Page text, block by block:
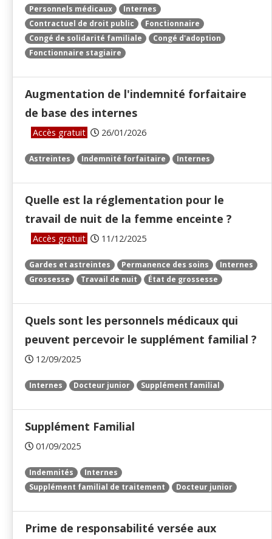
Personnels médicaux
Internes
Contractuel de droit public
Fonctionnaire
Congé de solidarité familiale
Congé d'adoption
Fonctionnaire stagiaire
Augmentation de l'indemnité forfaitaire
de base des internes
Accès gratuit 26/01/2026
Astreintes Indemnité forfaitaire Internes
Quelle est la réglementation pour le
travail de nuit de la femme enceinte ?
Accès gratuit 11/12/2025
Gardes et astreintes Permanence des soins
Internes
Grossesse
Travail de nuit État de grossesse
Quels sont les personnels médicaux qui
peuvent percevoir le supplément familial ?
12/09/2025
Internes Docteur junior Supplément familial
Supplément Familial
01/09/2025
Indemnités
Internes
Supplément familial de traitement
Docteur junior
Prime de responsabilité versée aux